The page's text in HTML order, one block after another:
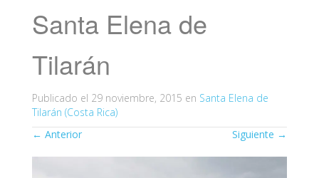
Santa Elena de
Tilarán
Publicado el 29 noviembre, 2015 en Santa Elena de
Tilarán (Costa Rica)
← Anterior Siguiente →